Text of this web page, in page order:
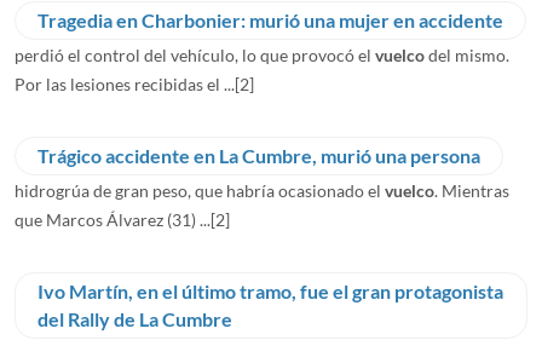
Tragedia en Charbonier: murió una mujer en accidente
perdió el control del vehículo, lo que provocó el vuelcodel mismo.
Por las lesiones recibidas el ...[2]
Trágico accidente en La Cumbre, murió una persona
hidrogrúa de gran peso, que habría ocasionado el vuelco. Mientras
que Marcos Álvarez (31) ...[2]
Ivo Martín, en el último tramo, fue el gran protagonista
del Rally de La Cumbre